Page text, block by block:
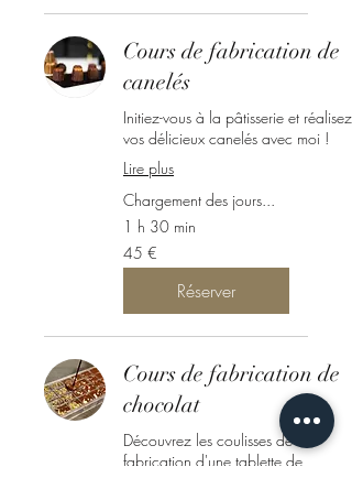
Cours de fabrication de
canelés
Initiez-vous à la pâtisserie et réalisez
vos délicieux canelés avec moi !
Lire plus
Chargement des jours...
1 h 30 min
45
euros
45 €
Réserver
Cours de fabrication de
chocolat
Découvrez les coulisses de la
fabrication d'une tablette de